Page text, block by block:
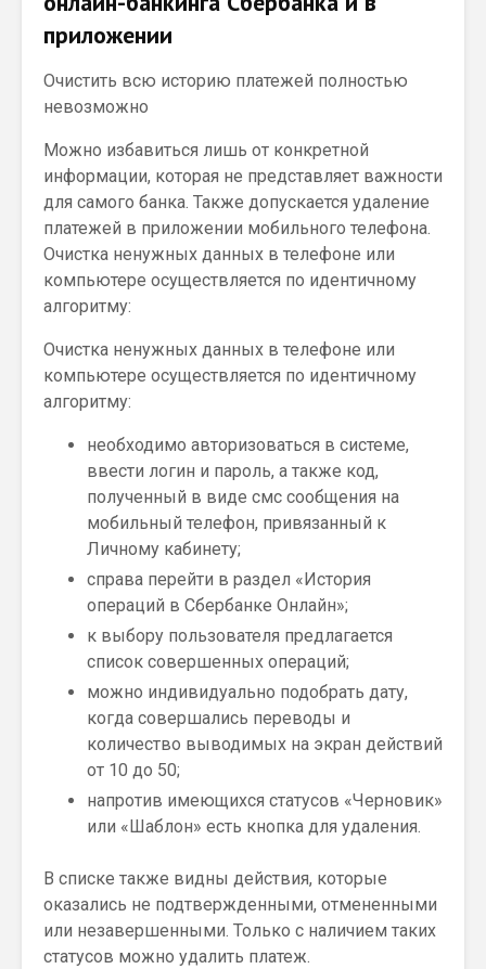
приложении
Очистить всю историю платежей полностью
невозможно
Можно избавиться лишь от конкретной
информации, которая не представляет важности
для самого банка. Также допускается удаление
платежей в приложении мобильного телефона.
Очистка ненужных данных в телефоне или
компьютере осуществляется по идентичному
алгоритму:
Очистка ненужных данных в телефоне или
компьютере осуществляется по идентичному
алгоритму:
необходимо авторизоваться в системе,
ввести логин и пароль, а также код,
полученный в виде смс сообщения на
мобильный телефон, привязанный к
Личному кабинету;
справа перейти в раздел «История
операций в Сбербанке Онлайн»;
к выбору пользователя предлагается
список совершенных операций;
можно индивидуально подобрать дату,
когда совершались переводы и
количество выводимых на экран действий
от 10 до 50;
напротив имеющихся статусов «Черновик»
или «Шаблон» есть кнопка для удаления.
В списке также видны действия, которые
оказались не подтвержденными, отмененными
или незавершенными. Только с наличием таких
статусов можно удалить платеж.